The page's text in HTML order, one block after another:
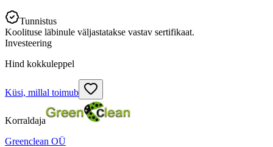
Tunnistus
Koolituse läbinule väljastatakse vastav sertifikaat.
Investeering
Hind kokkuleppel
Küsi, millal toimub
Korraldaja
Greenclean OÜ